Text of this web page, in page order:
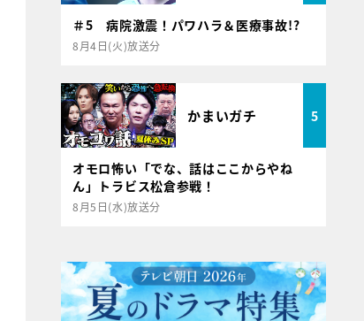
＃5 病院激震！パワハラ＆医療事故!?
8月4日(火)放送分
かまいガチ 5
オモロ怖い「でな、話はここからやね
ん」トラビス松倉参戦！
8月5日(水)放送分